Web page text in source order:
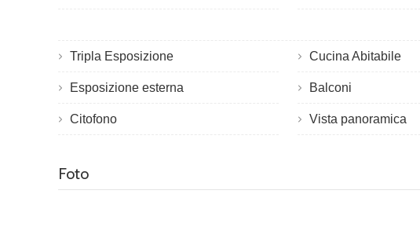
Tripla Esposizione Cucina Abitabile
Esposizione esterna Balconi
Citofono Vista panoramica
Foto